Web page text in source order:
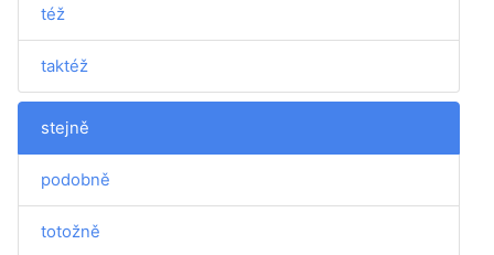
též
taktéž
stejně
podobně
totožně